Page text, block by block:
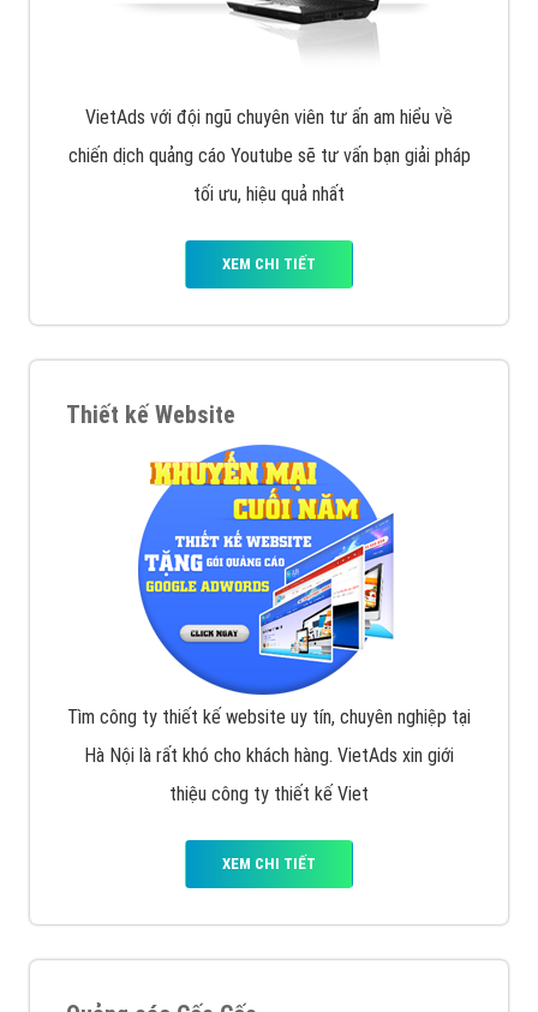
VietAds với đội ngũ chuyên viên tư ấn am hiểu về
chiến dịch quảng cáo Youtube sẽ tư vấn bạn giải pháp
tối ưu, hiệu quả nhất
XEM CHI TIẾT
Thiết kế Website
Tìm công ty thiết kế website uy tín, chuyên nghiệp tại
Hà Nội là rất khó cho khách hàng. VietAds xin giới
thiệu công ty thiết kế Viet
XEM CHI TIẾT